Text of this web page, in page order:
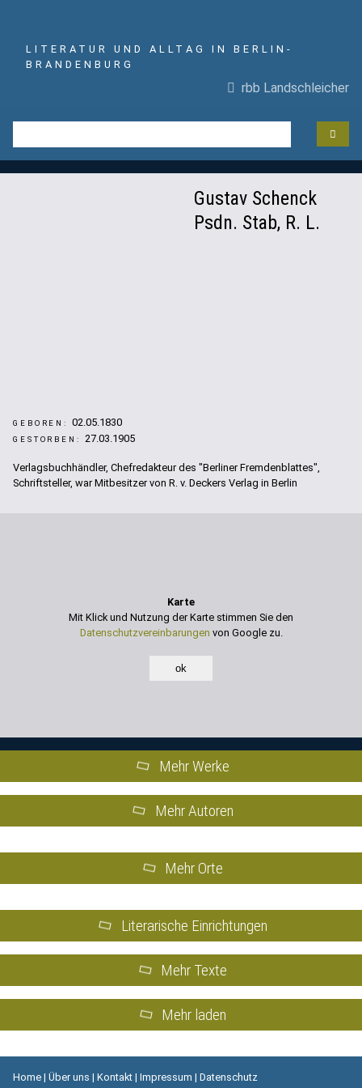
LITERATUR UND ALLTAG IN BERLIN-
BRANDENBURG
rbb Landschleicher
Gustav Schenck
Psdn. Stab, R. L.
GEBOREN: 02.05.1830
GESTORBEN: 27.03.1905
Verlagsbuchhändler, Chefredakteur des "Berliner Fremdenblattes",
Schriftsteller, war Mitbesitzer von R. v. Deckers Verlag in Berlin
Karte
Mit Klick und Nutzung der Karte stimmen Sie den
Datenschutzvereinbarungen von Google zu.
ok
Mehr Werke
Mehr Autoren
Mehr Orte
Literarische Einrichtungen
Mehr Texte
Mehr laden
Home | Über uns | Kontakt | Impressum | Datenschutz